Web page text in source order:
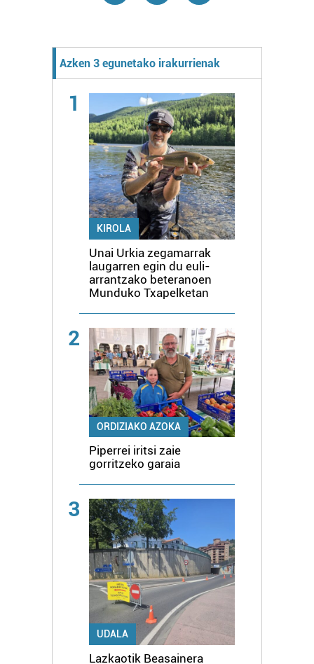
Azken 3 egunetako irakurrienak
1
KIROLA
Unai Urkia zegamarrak
laugarren egin du euli-
arrantzako beteranoen
Munduko Txapelketan
2
ORDIZIAKO AZOKA
Piperrei iritsi zaie
gorritzeko garaia
3
UDALA
Lazkaotik Beasainera